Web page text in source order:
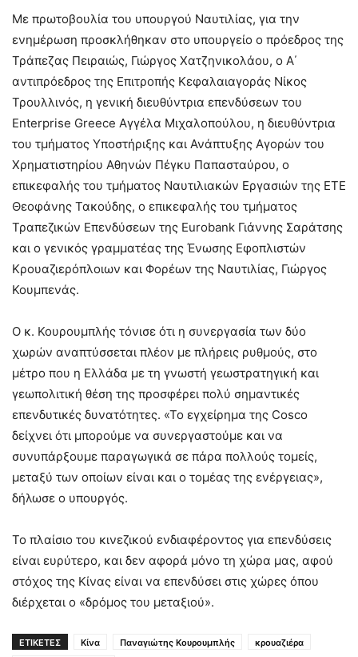
Με πρωτοβουλία του υπουργού Ναυτιλίας, για την
ενημέρωση προσκλήθηκαν στο υπουργείο ο πρόεδρος της
Τράπεζας Πειραιώς, Γιώργος Χατζηνικολάου, o Α΄
αντιπρόεδρος της Επιτροπής Κεφαλαιαγοράς Νίκος
Τρουλλινός, η γενική διευθύντρια επενδύσεων του
Enterprise Greece Αγγέλα Μιχαλοπούλου, η διευθύντρια
του τμήματος Υποστήριξης και Ανάπτυξης Αγορών του
Χρηματιστηρίου Αθηνών Πέγκυ Παπασταύρου, ο
επικεφαλής του τμήματος Ναυτιλιακών Εργασιών της ΕΤΕ
Θεοφάνης Τακούδης, ο επικεφαλής του τμήματος
Τραπεζικών Επενδύσεων της Eurobank Γιάννης Σαράτσης
και ο γενικός γραμματέας της Ένωσης Εφοπλιστών
Κρουαζιερόπλοιων και Φορέων της Ναυτιλίας, Γιώργος
Κουμπενάς.
Ο κ. Κουρουμπλής τόνισε ότι η συνεργασία των δύο
χωρών αναπτύσσεται πλέον με πλήρεις ρυθμούς, στο
μέτρο που η Ελλάδα με τη γνωστή γεωστρατηγική και
γεωπολιτική θέση της προσφέρει πολύ σημαντικές
επενδυτικές δυνατότητες. «Το εγχείρημα της Cosco
δείχνει ότι μπορούμε να συνεργαστούμε και να
συνυπάρξουμε παραγωγικά σε πάρα πολλούς τομείς,
μεταξύ των οποίων είναι και ο τομέας της ενέργειας»,
δήλωσε ο υπουργός.
Το πλαίσιο του κινεζικού ενδιαφέροντος για επενδύσεις
είναι ευρύτερο, και δεν αφορά μόνο τη χώρα μας, αφού
στόχος της Κίνας είναι να επενδύσει στις χώρες όπου
διέρχεται ο «δρόμος του μεταξιού».
ΕΤΙΚΕΤΕΣ Κίνα Παναγιώτης Κουρουμπλής
κρουαζιέρα